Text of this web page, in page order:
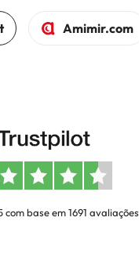
Amimir.com
com base em 1691 avaliações